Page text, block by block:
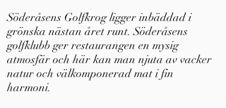
Söderåsens Golfkrog ligger inbäddad i
grönska nästan året runt. Söderåsens
golfklubb ger restaurangen en mysig
atmosfär och här kan man njuta av vacker
natur och välkomponerad mat i fin
harmoni.